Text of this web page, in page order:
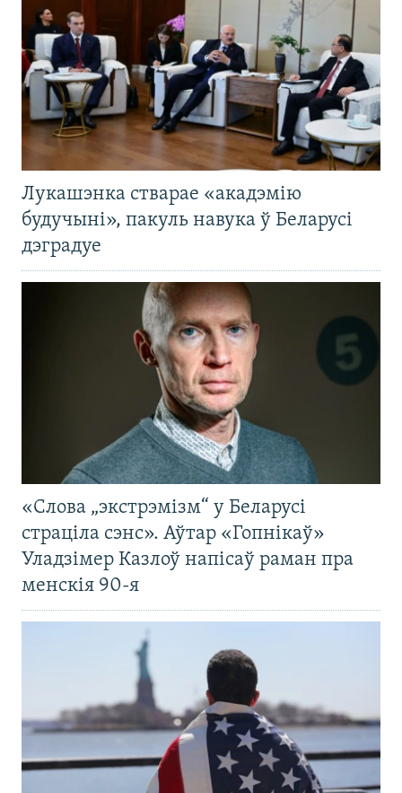
Лукашэнка стварае «акадэмію
будучыні», пакуль навука ў Беларусі
дэградуе
«Слова „экстрэмізм“ у Беларусі
страціла сэнс». Аўтар «Гопнікаў»
Уладзімер Казлоў напісаў раман пра
менскія 90-я